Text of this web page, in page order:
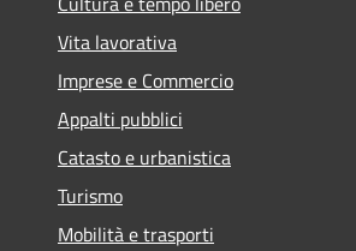
Vita lavorativa
Imprese e Commercio
Appalti pubblici
Catasto e urbanistica
Turismo
Mobilità e trasporti